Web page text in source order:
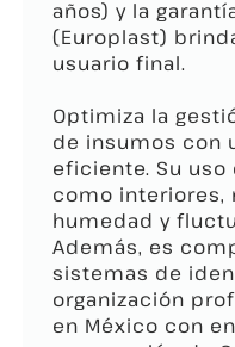
años) y la
(Europlast)
usuario final.
Optimiza la
de insumos con
eficiente. Su
como interiores,
humedad y
Además, es
sistemas de
organización
en México con